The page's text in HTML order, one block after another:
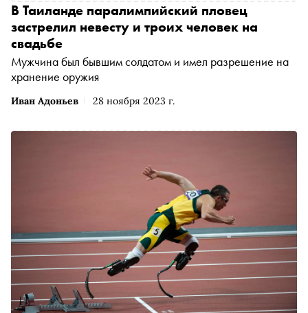
Иван Адоньев 28 ноября 2023 г.
В Таиланде паралимпийский пловец
застрелил невесту и троих человек на
свадьбе
Мужчина был бывшим солдатом и имел разрешение на
хранение оружия